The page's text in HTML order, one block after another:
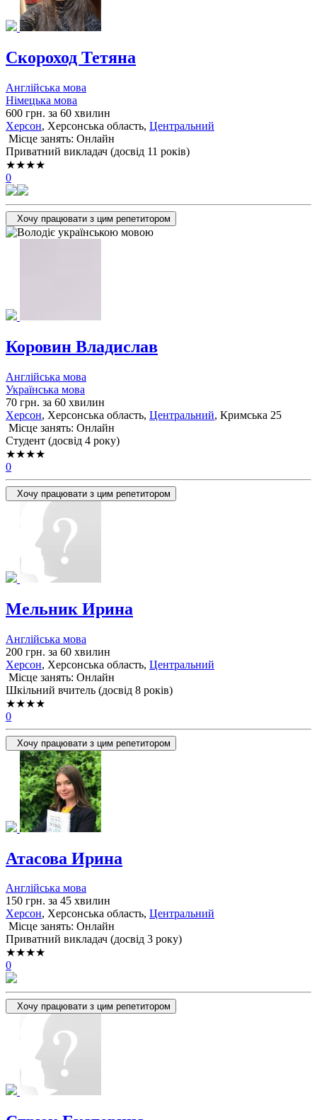
Скороход Тетяна
Англійська мова
Німецька мова
600 грн. за 60 хвилин
Херсон, Херсонська область, Центральний
Місце занять: Онлайн
Приватний викладач (досвід 11 років)
★★★★
0
Хочу працювати з цим репетитором
Коровин Владислав
Англійська мова
Українська мова
70 грн. за 60 хвилин
Херсон, Херсонська область, Центральний, Кримська 25
Місце занять: Онлайн
Cтудент (досвід 4 року)
★★★★
0
Хочу працювати з цим репетитором
Мельник Ирина
Англійська мова
200 грн. за 60 хвилин
Херсон, Херсонська область, Центральний
Місце занять: Онлайн
Шкільний вчитель (досвід 8 років)
★★★★
0
Хочу працювати з цим репетитором
Атасова Ирина
Англійська мова
150 грн. за 45 хвилин
Херсон, Херсонська область, Центральний
Місце занять: Онлайн
Приватний викладач (досвід 3 року)
★★★★
0
Хочу працювати з цим репетитором